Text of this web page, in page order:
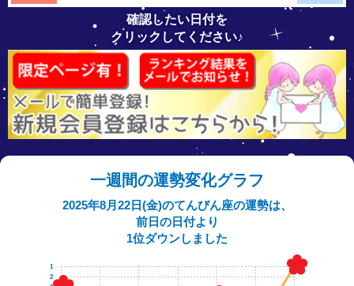
確認したい日付を
クリックしてください♪
一週間の運勢変化グラフ
2025年8月22日(金)のてんびん座の運勢は、
前日の日付より
1位ダウンしました
2
1